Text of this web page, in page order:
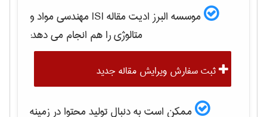
موسسه البرز ادیت مقاله ISI
مهندسی مواد و
متالوژیرا هم انجام می دهد:
ثبت سفارش ویرایش مقاله جدید
ممکن است به دنبال تولید محتوا در زمینه